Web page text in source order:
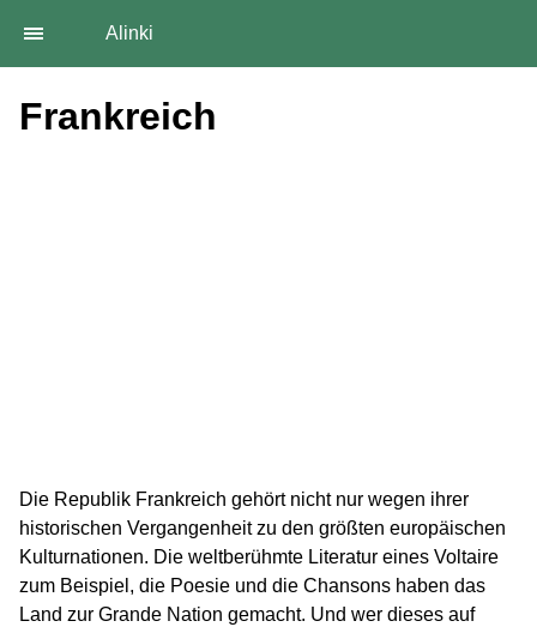
Alinki
Frankreich
Die Republik Frankreich gehört nicht nur wegen ihrer
historischen Vergangenheit zu den größten europäischen
Kulturnationen. Die weltberühmte Literatur eines Voltaire
zum Beispiel, die Poesie und die Chansons haben das
Land zur Grande Nation gemacht. Und wer dieses auf